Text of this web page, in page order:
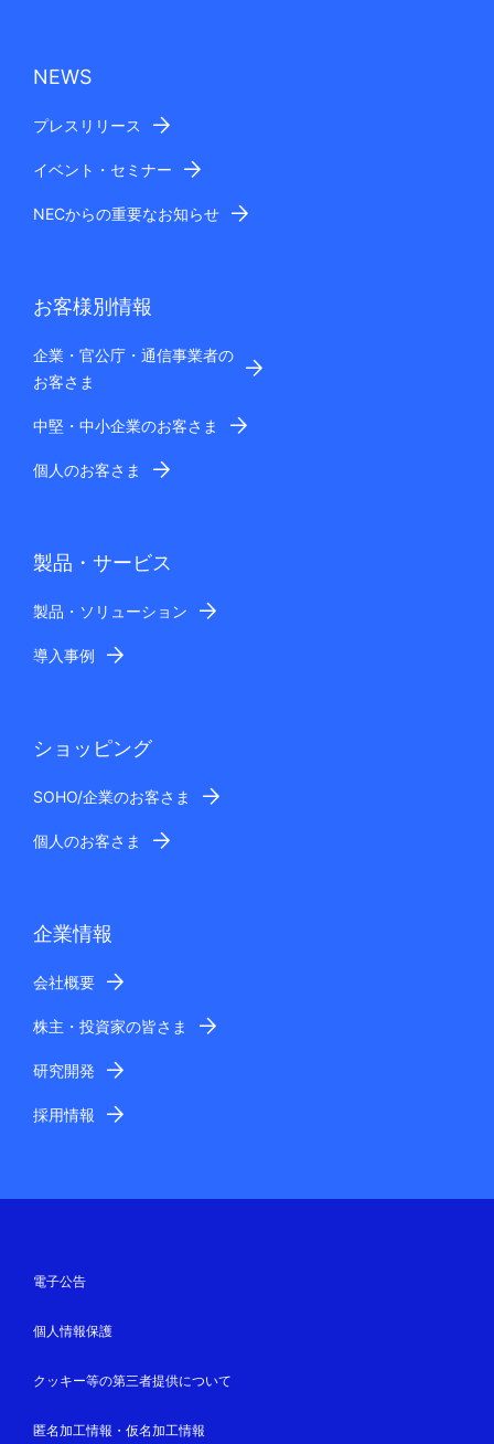
NEWS
プレスリリース
イベント・セミナー
NECからの重要なお知らせ
お客様別情報
企業・官公庁・通信事業者の
お客さま
中堅・中小企業のお客さま
個人のお客さま
製品・サービス
製品・ソリューション
導入事例
ショッピング
SOHO/企業のお客さま
個人のお客さま
企業情報
会社概要
株主・投資家の皆さま
研究開発
採用情報
電子公告
個人情報保護
クッキー等の第三者提供について
匿名加工情報・仮名加工情報